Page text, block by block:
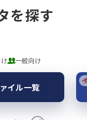
を探す
一般向け
イル一覧